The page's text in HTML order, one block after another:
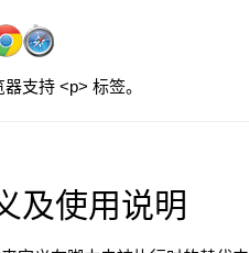
支持 <p> 标签。
及使用说明